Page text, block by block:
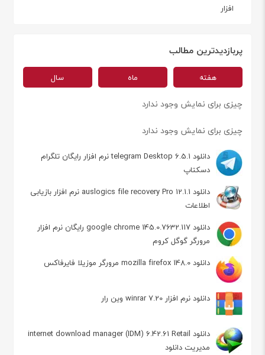
افزار
پربازدیدترین مطالب
هفته ماه سال
چیزی برای نمایش وجود ندارد
چیزی برای نمایش وجود ندارد
دانلود telegram Desktop 6.5.1 نرم افزار رایگان تلگرام
دسکتاپ
دانلود auslogics file recovery Pro 12.1.1 نرم افزار بازیابی
اطلاعات
دانلود google chrome 145.0.7632.117 رایگان نرم افزار
مرورگر گوگل کروم
دانلود mozilla firefox 148.0 مرورگر موزیلا فایرفاکس
دانلود نرم افزار winrar 7.20 وین رار
دانلود internet download manager (IDM) 6.42.61 Retail
مدیریت دانلود